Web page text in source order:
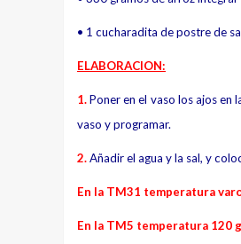
• 1 cucharadita de postre de
ELABORACION:
1.Poner en el vaso los ajos en
vaso y programar.
2.Añadir el agua y la sal, y
En la TM31 temperatura
En la TM5 temperatura 120